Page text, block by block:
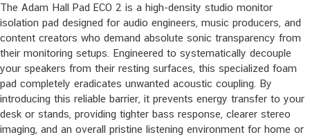
The Adam Hall Pad ECO 2 is a high-density studio monitor
isolation pad designed for audio engineers, music producers, and
content creators who demand absolute sonic transparency from
their monitoring setups. Engineered to systematically decouple
your speakers from their resting surfaces, this specialized foam
pad completely eradicates unwanted acoustic coupling. By
introducing this reliable barrier, it prevents energy transfer to your
desk or stands, providing tighter bass response, clearer stereo
imaging, and an overall pristine listening environment for home or